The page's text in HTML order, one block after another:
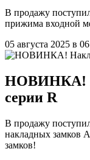
В продажу
прижима входной
05 августа 2025 в
НОВИНКА!
серии R
В продажу
накладных замков
замков!